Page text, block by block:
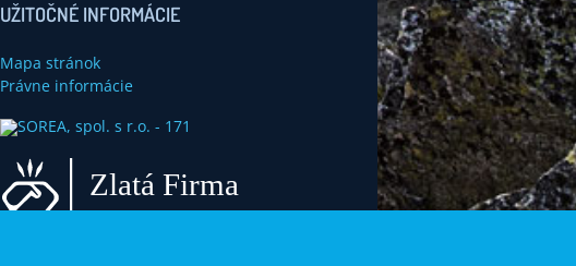
UŽITOČNÉ INFORMÁCIE
Mapa stránok
Právne informácie